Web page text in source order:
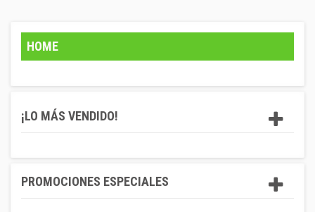
HOME
¡LO MÁS VENDIDO!
PROMOCIONES ESPECIALES